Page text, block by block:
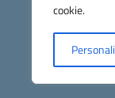
cookie.